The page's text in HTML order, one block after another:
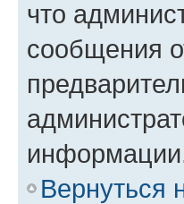
что
сообщения
Вернуться